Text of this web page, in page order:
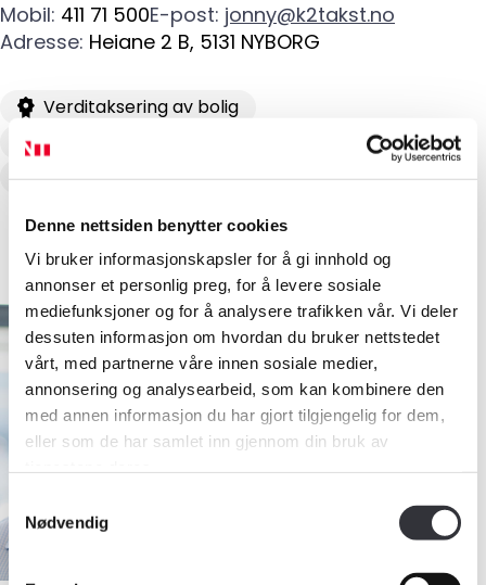
Denne nettsiden benytter cookies
Vi bruker informasjonskapsler for å gi innhold og
annonser et personlig preg, for å levere sosiale
mediefunksjoner og for å analysere trafikken vår. Vi deler
dessuten informasjon om hvordan du bruker nettstedet
vårt, med partnerne våre innen sosiale medier,
annonsering og analysearbeid, som kan kombinere den
med annen informasjon du har gjort tilgjengelig for dem,
eller som de har samlet inn gjennom din bruk av
Nødvendig
Mobil: 411 71 500E-post: jonny@k2takst.no
Adresse: Heiane 2 B, 5131 NYBORG
Verditaksering av bolig
Skadetaksering av byggverk
Skjønn
Naturskadetaksering (NP)